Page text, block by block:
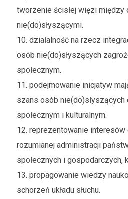
tworzenie ścisłej więzi między
nie(do)słyszącymi.
10. działalność na rzecz
osób nie(do)słyszących
społecznym.
11. podejmowanie inicjatyw
szans osób nie(do)słyszących
społecznym i kulturalnym.
12. reprezentowanie
rozumianej administracji
społecznych i gospodarczych,
13. propagowanie wiedzy
schorzeń układu słuchu.